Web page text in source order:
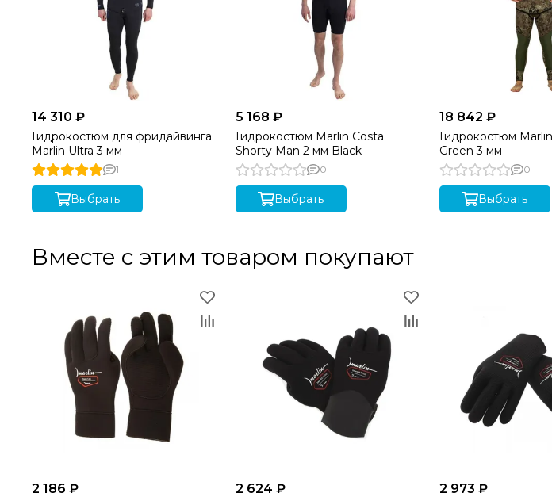
14 310 ₽
Гидрокостюм для фридайвинга
Marlin Ultra 3 мм
1
Выбрать
5 168 ₽
Гидрокостюм Marlin Costa
Shorty Man 2 мм Black
0
Выбрать
18 842 ₽
Гидрокостюм
Green 3 мм
0
Выбрать
Вместе с этим товаром покупают
2 186 ₽ 2 624 ₽ 2 973 ₽